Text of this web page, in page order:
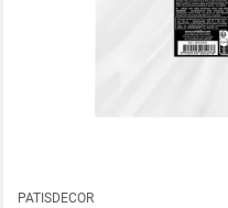
PATISDECOR